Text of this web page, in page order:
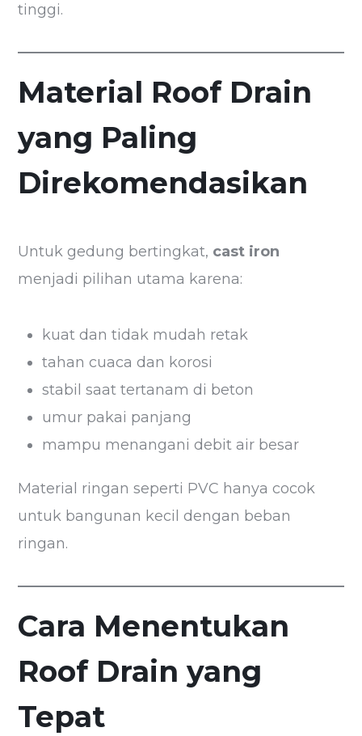
tinggi.
Material Roof Drain
yang Paling
Direkomendasikan
Untuk gedung bertingkat, cast iron
menjadi pilihan utama karena:
kuat dan tidak mudah retak
tahan cuaca dan korosi
stabil saat tertanam di beton
umur pakai panjang
mampu menangani debit air besar
Material ringan seperti PVC hanya cocok
untuk bangunan kecil dengan beban
ringan.
Cara Menentukan
Roof Drain yang
Tepat